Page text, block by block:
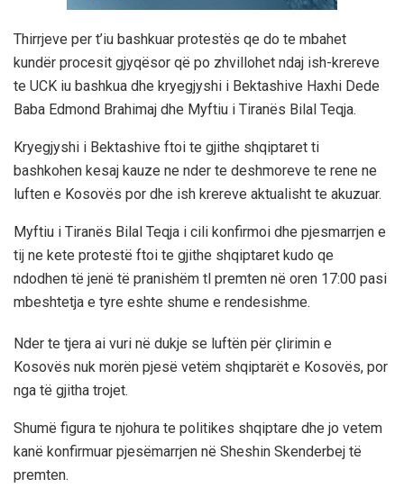
Thirrjeve per t’iu bashkuar protestës qe do te mbahet
kundër procesit gjyqësor që po zhvillohet ndaj ish-krereve
te UCK iu bashkua dhe kryegjyshi i Bektashive Haxhi Dede
Baba Edmond Brahimaj dhe Myftiu i Tiranës Bilal Teqja.
Kryegjyshi i Bektashive ftoi te gjithe shqiptaret ti
bashkohen kesaj kauze ne nder te deshmoreve te rene ne
luften e Kosovës por dhe ish krereve aktualisht te akuzuar.
Myftiu i Tiranës Bilal Teqja i cili konfirmoi dhe pjesmarrjen e
tij ne kete protestë ftoi te gjithe shqiptaret kudo qe
ndodhen të jenë të pranishëm tl premten në oren 17:00 pasi
mbeshtetja e tyre eshte shume e rendesishme.
Nder te tjera ai vuri në dukje se luftën për çlirimin e
Kosovës nuk morën pjesë vetëm shqiptarët e Kosovës, por
nga të gjitha trojet.
Shumë figura te njohura te politikes shqiptare dhe jo vetem
kanë konfirmuar pjesëmarrjen në Sheshin Skenderbej të
premten.